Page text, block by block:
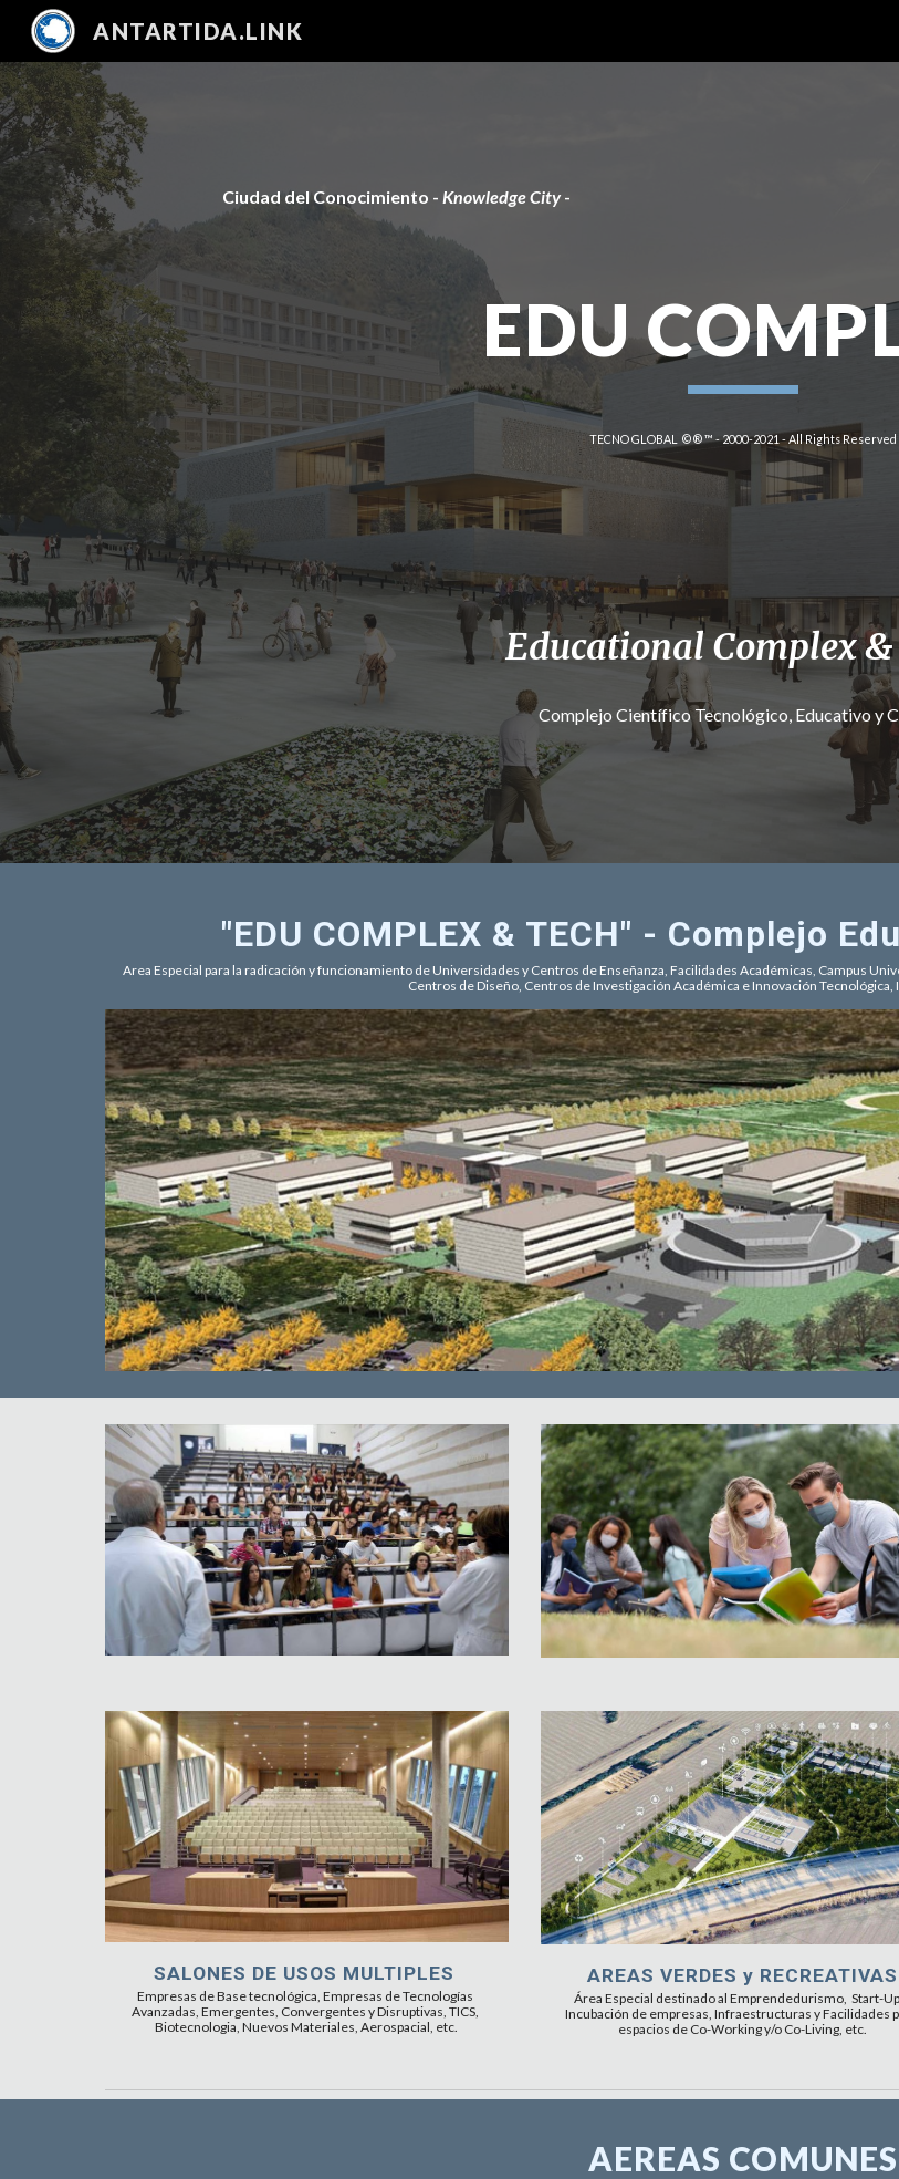
ANTARTIDA.LINK
Ciudad del Conocimiento - Knowledge City -
EDU
TECNO GLOBAL  © ® ™ - 2000-2021 - All Rights Reserved
Educational Complex &
Complejo Científico Tecnológico, Educativo y
"EDU COMPLEX & TECH" - Complejo
Area Especial para la radicación y funcionamiento de Universidades y Centros de Enseñanza, Facilidades Académicas, Campus
Centros de Diseño, Centros de Investigación Académica e Innovación Tecnológica,
SALONES DE USOS MULTIPLES
Empresas de Base tecnológica, Empresas de Tecnologías
Avanzadas, Emergentes, Convergentes y Disruptivas, TICS,
Biotecnologia, Nuevos Materiales, Aerospacial, etc.
AREAS VERDES y RECREATIVAS
Área Especial destinado al Emprendedurismo,  Start-
Incubación de empresas, Infraestructuras y Facilidades
espacios de Co-Working y/o Co-Living, etc.
AEREAS COMUNES